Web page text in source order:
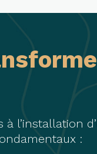
l’installation
: